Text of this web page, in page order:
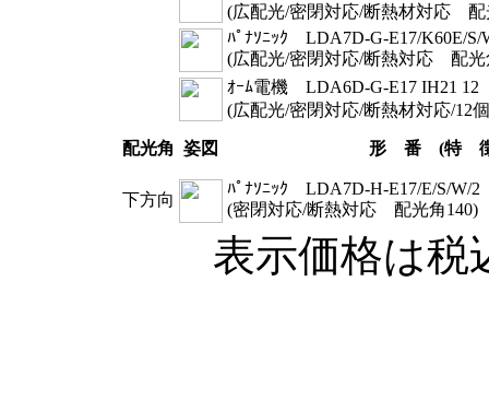
(広配光/密閉対応/断熱材対応 配
ﾊﾟﾅｿﾆｯｸ LDA7D-G-E17/K60E/S/
(広配光/密閉対応/断熱対応 配光
ｵｰﾑ電機 LDA6D-G-E17 IH21 12
(広配光/密閉対応/断熱材対応/12
配光角 姿図 形 番 (特
下方向
ﾊﾟﾅｿﾆｯｸ LDA7D-H-E17/E/S/W/2
(密閉対応/断熱対応 配光角140)
表示価格は税